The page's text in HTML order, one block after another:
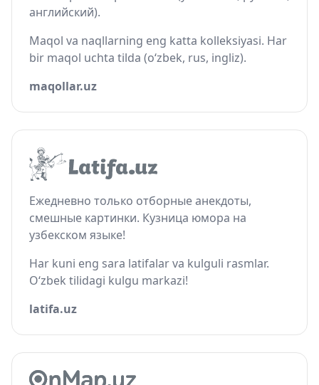
английский).
Maqol va naqllarning eng katta kolleksiyasi. Har
bir maqol uchta tilda (o‘zbek, rus, ingliz).
maqollar.uz
Ежедневно только отборные анекдоты,
смешные картинки. Кузница юмора на
узбекском языке!
Har kuni eng sara latifalar va kulguli rasmlar.
O‘zbek tilidagi kulgu markazi!
latifa.uz